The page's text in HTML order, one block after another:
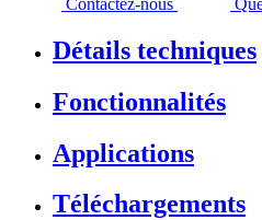
Détails techniques
Fonctionnalités
Applications
Téléchargements